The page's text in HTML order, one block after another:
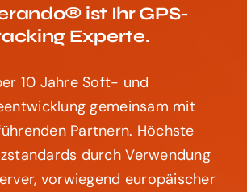
ist Ihr GPS-
Experte.
10 Jahre Soft- und
gemeinsam mit
Partnern. Höchste
durch Verwendung
vorwiegend europäischer